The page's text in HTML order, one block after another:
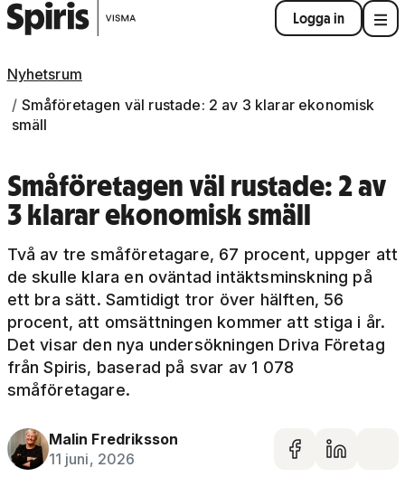
Logga in
Nyhetsrum
Småföretagen väl rustade: 2 av 3 klarar ekonomisk
smäll
Småföretagen väl rustade: 2 av
3 klarar ekonomisk smäll
Två av tre småföretagare, 67 procent, uppger att
de skulle klara en oväntad intäktsminskning på
ett bra sätt. Samtidigt tror över hälften, 56
procent, att omsättningen kommer att stiga i år.
Det visar den nya undersökningen Driva Företag
från Spiris, baserad på svar av 1 078
småföretagare.
Malin Fredriksson
11 juni, 2026
Dela på
Dela